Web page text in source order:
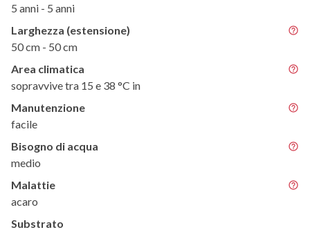
5 anni - 5 anni
Larghezza (estensione)
50 cm - 50 cm
Area climatica
sopravvive tra 15 e 38 °C in
Manutenzione
facile
Bisogno di acqua
medio
Malattie
acaro
Substrato